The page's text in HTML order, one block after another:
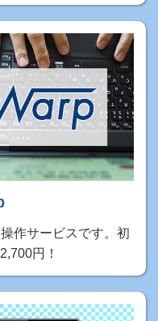
作サービスです。初
円！